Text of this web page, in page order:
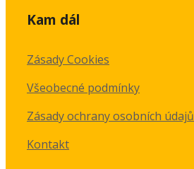
Kam dál
Zásady Cookies
Všeobecné podmínky
Zásady ochrany osobních údajů
Kontakt